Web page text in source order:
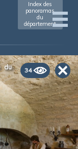
Index des
panoramas
du
département
34
du